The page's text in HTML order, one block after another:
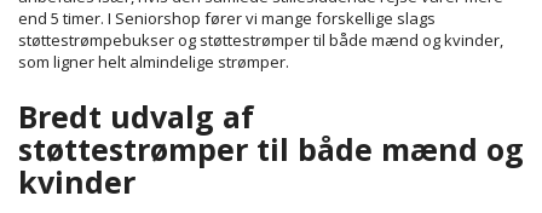
end 5 timer. I Seniorshop fører vi mange forskellige slags
støttestrømpebukser og støttestrømper til både mænd og kvinder,
som ligner helt almindelige strømper.
Bredt udvalg af
støttestrømper til både mænd og
kvinder